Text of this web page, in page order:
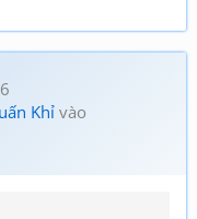
Khỉ vào